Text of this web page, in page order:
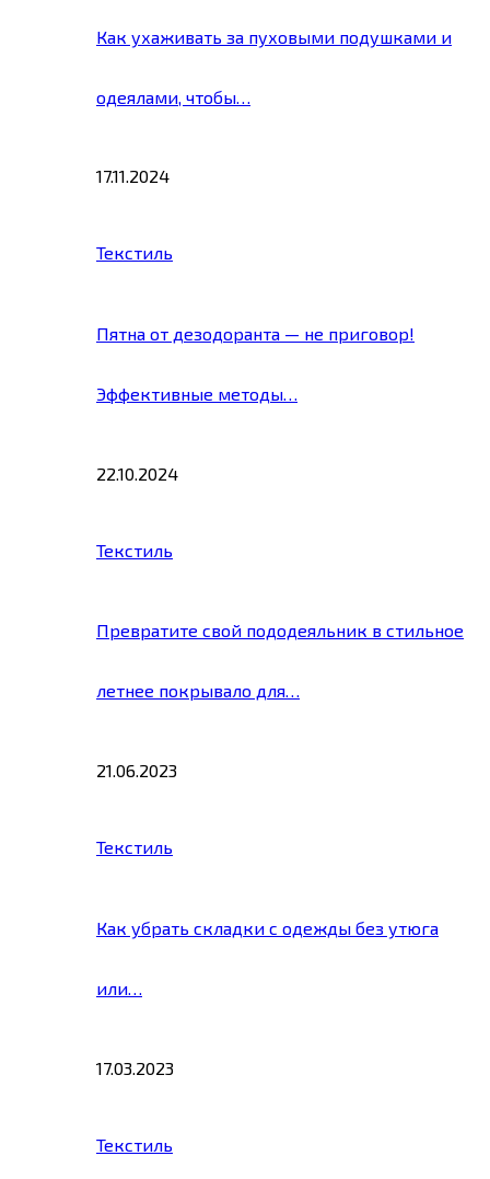
Как ухаживать за пуховыми подушками и
одеялами, чтобы…
17.11.2024
Текстиль
Пятна от дезодоранта — не приговор!
Эффективные методы…
22.10.2024
Текстиль
Превратите свой пододеяльник в стильное
летнее покрывало для…
21.06.2023
Текстиль
Как убрать складки с одежды без утюга
или…
17.03.2023
Текстиль